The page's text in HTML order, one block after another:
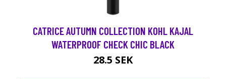
CATRICE AUTUMN COLLECTION KOHL KAJAL
WATERPROOF CHECK CHIC BLACK
28.5 SEK